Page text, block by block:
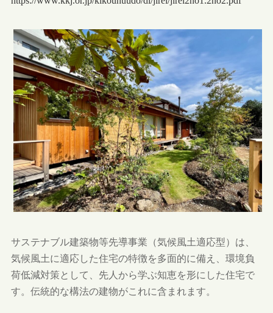
サステナブル建築物等先導事業（気候風土適応型）は、
気候風土に適応した住宅の特徴を多面的に備え、環境負
荷低減対策として、先人から学ぶ知恵を形にした住宅で
す。伝統的な構法の建物がこれに含まれます。